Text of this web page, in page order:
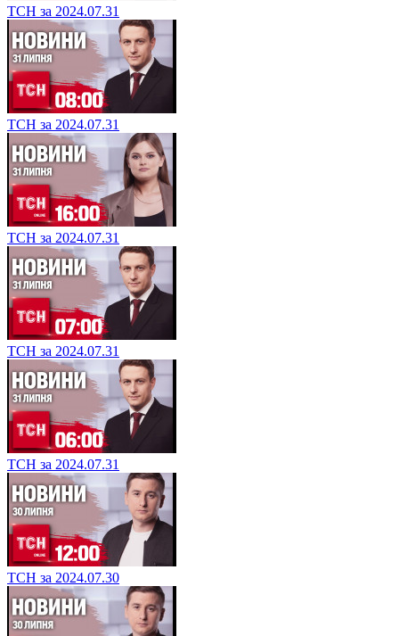
ТСН за 2024.07.31
ТСН за 2024.07.31
ТСН за 2024.07.31
ТСН за 2024.07.31
ТСН за 2024.07.31
ТСН за 2024.07.30